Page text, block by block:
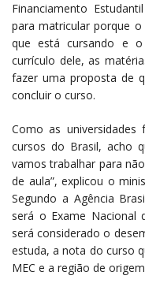
Financiamento
para matricular porque
que está cursando e
currículo dele, as
fazer uma proposta de
concluir o curso.
Como as
cursos do Brasil, acho
vamos trabalhar para
de aula”, explicou o
Segundo a Agência
será o Exame Nacional
será considerado o
estuda, a nota do curso
MEC e a região de